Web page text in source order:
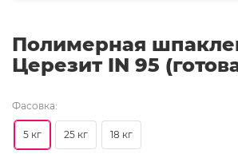
Полимерная
Церезит IN 95
Фасовка:
5 кг 25 кг 18 кг